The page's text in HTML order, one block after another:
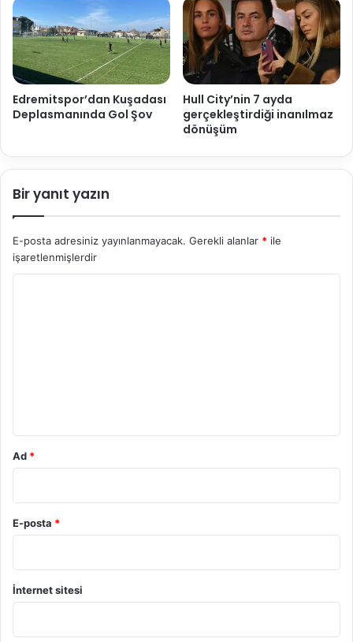
Edremitspor’dan Kuşadası
Deplasmanında Gol Şov
Hull City’nin 7 ayda
gerçekleştirdiği inanılmaz
dönüşüm
Bir yanıt yazın
E-posta adresiniz yayınlanmayacak. Gerekli alanlar * ile
işaretlenmişlerdir
Ad *
E-posta *
İnternet sitesi